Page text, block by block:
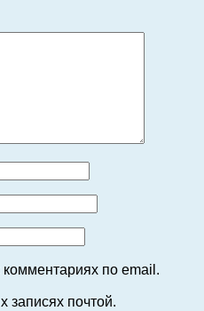
по email.
записях почтой.